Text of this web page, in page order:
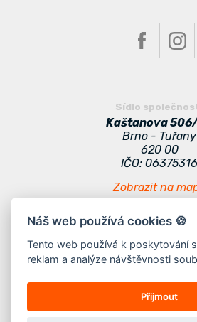
Náš web používá cookies 🍪
Tento web používá k poskytování
reklam a analýze návštěvnosti
Přijmout
Sídlo
Kaštanova
Brno - Tuřany
620 00
IČO: 06375316
Zobrazit na
Zajímavé odkazy
Odběr novinek
Kontakt
Doporučení
Jak vybrat
Jak se připravit na
Ostatní